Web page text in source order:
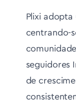
Plixi
centrando-
seguidores
de